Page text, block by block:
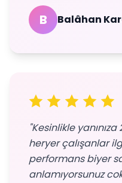
B Balâhan
"Kesinlikle
heryer çalışanlar
performans biyer
anlamıyorsunuz